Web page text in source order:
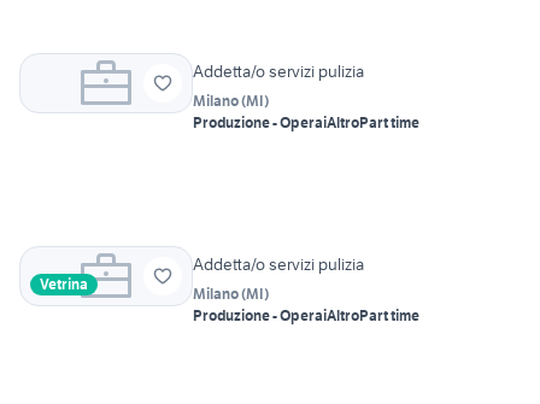
Addetta/o servizi pulizia
Milano(MI)
Produzione - OperaiAltroPart time
Vetrina
Addetta/o servizi pulizia
Milano(MI)
Produzione - OperaiAltroPart time